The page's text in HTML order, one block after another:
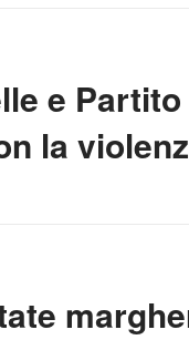
e
la